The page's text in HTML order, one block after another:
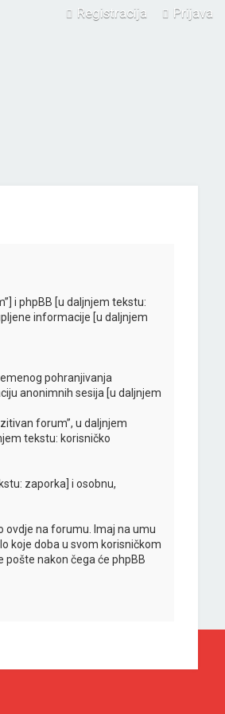
Prijava
Registracija
i phpBB [u daljnjem tekstu:
informacije [u daljnjem
pohranjivanja
anonimnih sesija [u daljnjem
forum”, u daljnjem
tekstu: korisničko
zaporka] i osobnu,
na forumu. Imaj na umu
koje doba u svom korisničkom
nakon čega će phpBB